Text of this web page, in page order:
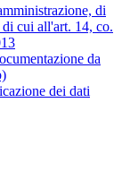
di
cui all'art. 14, co.
da
dei dati